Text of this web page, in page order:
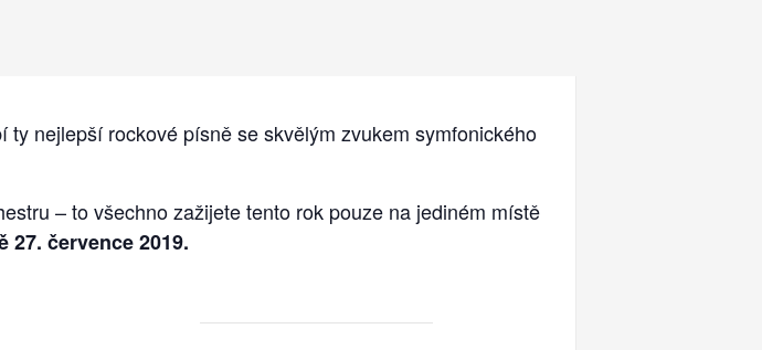
ty nejlepší rockové písně se skvělým zvukem symfonického
– to všechno zažijete tento rok pouze na jediném místě
července 2019.